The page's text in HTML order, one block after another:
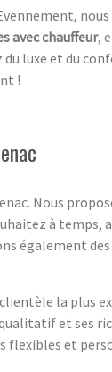
avec chauffeur,
luxe et du
!
Nous
à temps,
également des
la plus
et ses
flexibles et